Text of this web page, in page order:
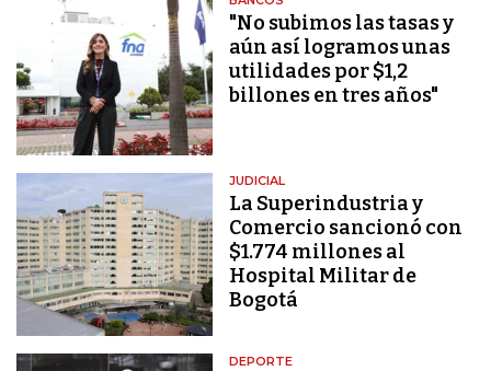
"No subimos las tasas y
aún así logramos unas
utilidades por $1,2
billones en tres años"
JUDICIAL
La Superindustria y
Comercio sancionó con
$1.774 millones al
Hospital Militar de
Bogotá
DEPORTE